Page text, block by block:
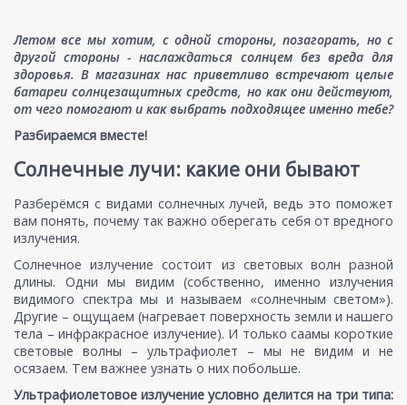
Летом все мы хотим, с одной стороны, позагорать, но с
другой стороны - наслаждаться солнцем без вреда для
здоровья. В магазинах нас приветливо встречают целые
батареи солнцезащитных средств, но как они действуют,
от чего помогают и как выбрать подходящее именно тебе?
Разбираемся вместе!
Солнечные лучи: какие они бывают
Разберёмся с видами солнечных лучей, ведь это поможет
вам понять, почему так важно оберегать себя от вредного
излучения.
Солнечное излучение состоит из световых волн разной
длины. Одни мы видим (собственно, именно излучения
видимого спектра мы и называем «солнечным светом»).
Другие – ощущаем (нагревает поверхность земли и нашего
тела – инфракрасное излучение). И только саамы короткие
световые волны – ультрафиолет – мы не видим и не
осязаем. Тем важнее узнать о них побольше.
Ультрафиолетовое излучение условно делится на три типа: